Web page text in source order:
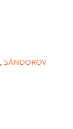
,SÁNDOROV